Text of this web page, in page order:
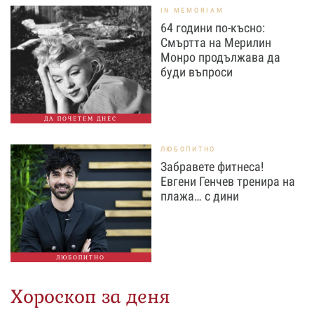
ДА ПОЧЕТЕМ ДНЕС
IN MEMORIAM
64 години по-късно:
Смъртта на Мерилин
Монро продължава да
буди въпроси
ЛЮБОПИТНО
ЛЮБОПИТНО
Забравете фитнеса!
Евгени Генчев тренира на
плажа… с дини
Хороскоп за деня